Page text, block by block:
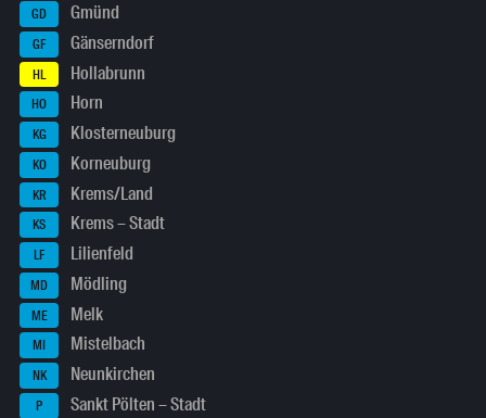
GD Gmünd
GF Gänserndorf
HL Hollabrunn
HO Horn
KG Klosterneuburg
KO Korneuburg
KR Krems/Land
KS Krems – Stadt
LF Lilienfeld
MD Mödling
ME Melk
MI Mistelbach
NK Neunkirchen
P Sankt Pölten – Stadt